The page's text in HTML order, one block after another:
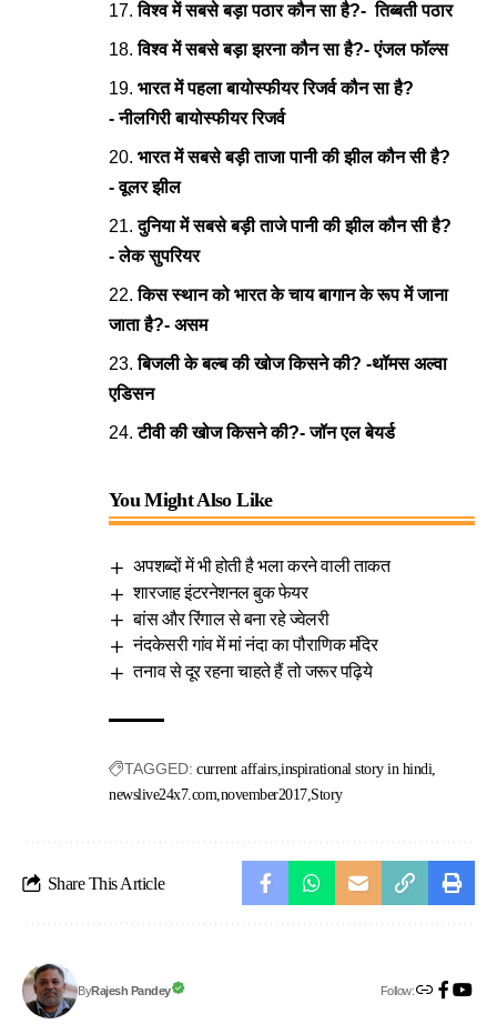
विश्व में सबसे बड़ा पठार कौन सा है?- तिब्बती पठार
विश्व में सबसे बड़ा झरना कौन सा है?- एंजल फॉल्स
भारत में पहला बायोस्फीयर रिजर्व कौन सा है?
- नीलगिरी बायोस्फीयर रिजर्व
भारत में सबसे बड़ी ताजा पानी की झील कौन सी है?
- वूलर झील
दुनिया में सबसे बड़ी ताजे पानी की झील कौन सी है?
- लेक सुपरियर
किस स्थान को भारत के चाय बागान के रूप में जाना
जाता है?- असम
बिजली के बल्ब की खोज किसने की? -थॉमस अल्वा
एडिसन
टीवी की खोज किसने की?- जॉन एल बेयर्ड
You Might Also Like
अपशब्दों में भी होती है भला करने वाली ताकत
शारजाह इंटरनेशनल बुक फेयर
बांस और रिंगाल से बना रहे ज्वेलरी
नंदकेसरी गांव में मां नंदा का पौराणिक मंदिर
तनाव से दूर रहना चाहते हैं तो जरूर पढ़िये
TAGGED: current affairs inspirational story in hindi
newslive24x7.com november2017 Story
Share This Article
ByRajesh Pandey Follow: